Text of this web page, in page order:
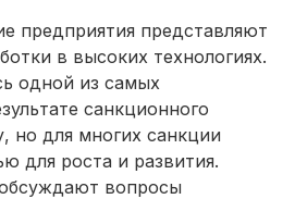
предприятия представляют
в высоких технологиях.
одной из самых
санкционного
но для многих санкции
для роста и развития.
вопросы